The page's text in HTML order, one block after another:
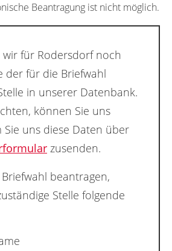
Beantragung ist nicht möglich.
für Rodersdorf noch
der für die Briefwahl
in unserer Datenbank.
können Sie uns
Sie uns diese Daten über
zusenden.
beantragen,
Stelle folgende